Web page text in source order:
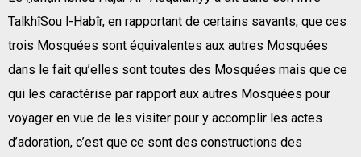
TalkhîSou l-Habîr, en rapportant de certains savants, que ces
trois Mosquées sont équivalentes aux autres Mosquées
dans le fait qu’elles sont toutes des Mosquées mais que ce
qui les caractérise par rapport aux autres Mosquées pour
voyager en vue de les visiter pour y accomplir les actes
d’adoration, c’est que ce sont des constructions des